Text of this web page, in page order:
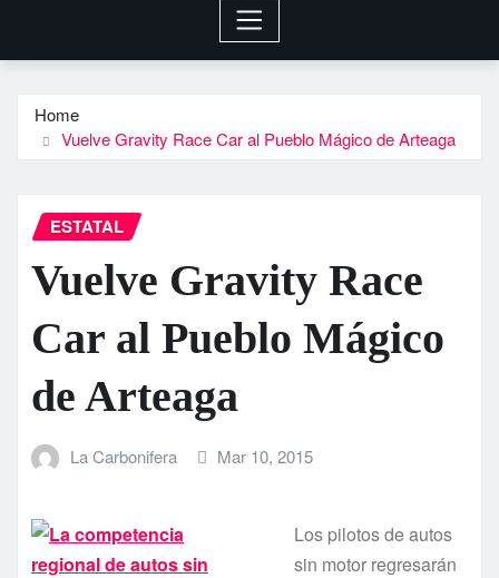
Home
Vuelve Gravity Race Car al Pueblo Mágico de Arteaga
ESTATAL
Vuelve Gravity Race
Car al Pueblo Mágico
de Arteaga
La Carbonifera Mar 10, 2015
Los pilotos de autos
sin motor regresarán